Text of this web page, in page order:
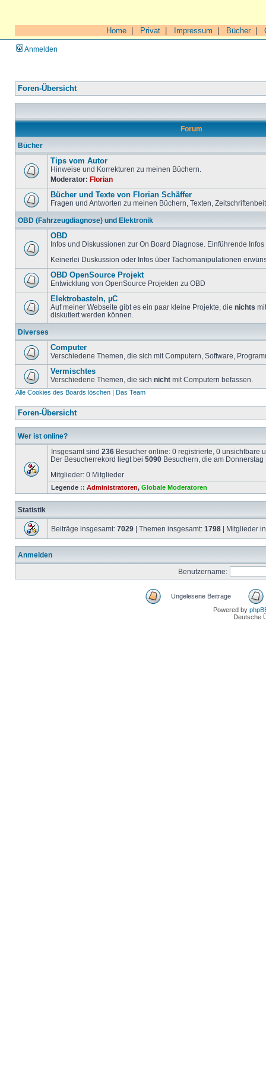
Home Privat Impressum Bücher|
Anmelden
Foren-Übersicht
Forum
Bücher
Tips vom Autor
Hinweise und Korrekturen zu meinen Büchern.
Moderator: Florian
Bücher und Texte von Florian Schäffer
Fragen und Antworten zu meinen Büchern, Texten,
OBD (Fahrzeugdiagnose) und Elektronik
OBD
Infos und Diskussionen zur On Board Diagnose. Einführende
Keinerlei Duskussion oder Infos über Tachomanipulationen
OBD OpenSource Projekt
Entwicklung von OpenSource Projekten zu OBD
Elektrobasteln, µC
Auf meiner Webseite gibt es ein paar kleine Projekte, die nichts
diskutiert werden können.
Diverses
Computer
Verschiedene Themen, die sich mit Computern, Software,
Vermischtes
Verschiedene Themen, die sich nicht mit Computern befassen.
Alle Cookies des Boards löschen | Das Team
Foren-Übersicht
Wer ist online?
Insgesamt sind 236 Besucher online: 0 registrierte, 0 unsichtbare
Der Besucherrekord liegt bei 5090 Besuchern, die am
Mitglieder: 0 Mitglieder
Legende :: Administratoren, Globale Moderatoren
Statistik
Beiträge insgesamt: 7029 | Themen insgesamt: 1798 | Mitglieder
Anmelden
Benutzername:
Ungelesene Beiträge
Powered by
Deutsche